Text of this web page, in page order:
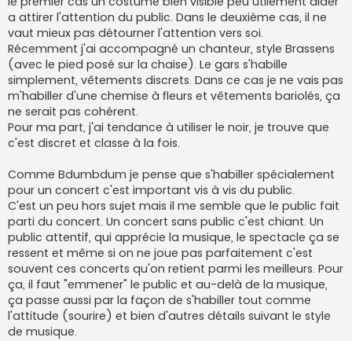
a attirer l'attention du public. Dans le deuxième cas, il ne
vaut mieux pas détourner l'attention vers soi.
Récemment j'ai accompagné un chanteur, style Brassens
(avec le pied posé sur la chaise). Le gars s'habille
simplement, vêtements discrets. Dans ce cas je ne vais pas
m'habiller d'une chemise à fleurs et vêtements bariolés, ça
ne serait pas cohérent.
Pour ma part, j'ai tendance à utiliser le noir, je trouve que
c'est discret et classe à la fois.
Comme Bdumbdum je pense que s'habiller spécialement
pour un concert c'est important vis à vis du public.
C'est un peu hors sujet mais il me semble que le public fait
parti du concert. Un concert sans public c'est chiant. Un
public attentif, qui apprécie la musique, le spectacle ça se
ressent et même si on ne joue pas parfaitement c'est
souvent ces concerts qu'on retient parmi les meilleurs. Pour
ça, il faut "emmener" le public et au-delà de la musique,
ça passe aussi par la façon de s'habiller tout comme
l'attitude (sourire) et bien d'autres détails suivant le style
de musique.